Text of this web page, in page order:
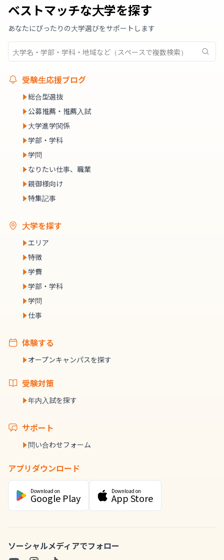
ベストマッチな大学を探す
あなたにぴったりの大学選びをサポートします
受験生応援ブログ
総合型選抜
公募推薦・推薦入試
大学進学関係
学部・学科
学問
なりたい仕事、職業
親御様向け
特集記事
大学を探す
エリア
特徴
学費
学部・学科
学問
仕事
体験する
オープンキャンパスを探す
受験対策
年内入試を探す
サポート
問い合わせフォーム
アプリダウンロード
Download on
Google Play
Download on
App Store
ソーシャルメディアでフォロー